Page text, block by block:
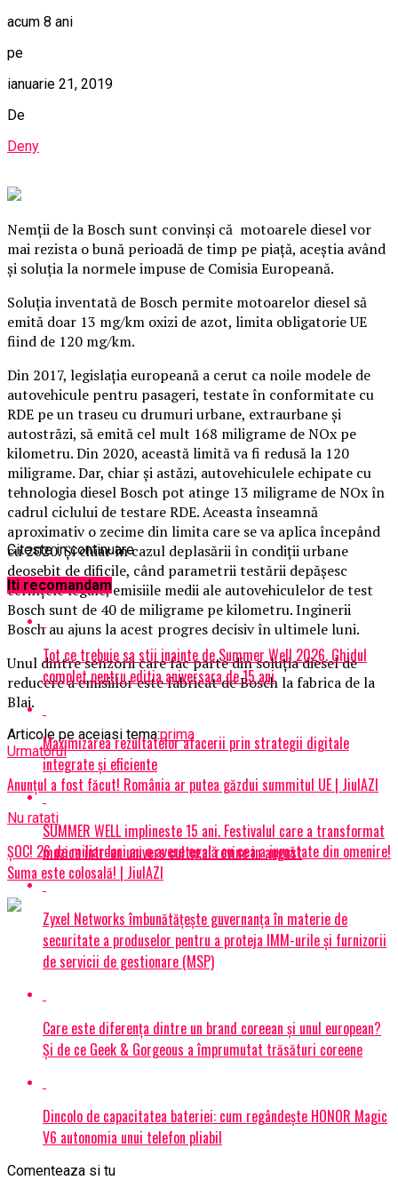
acum 8 ani
pe
ianuarie 21, 2019
De
Deny
Nemţii de la Bosch sunt convinşi că motoarele diesel vor
mai rezista o bună perioadă de timp pe piaţă, aceştia având
şi soluţia la normele impuse de Comisia Europeană.
Soluţia inventată de Bosch permite motoarelor diesel să
emită doar 13 mg/km oxizi de azot, limita obligatorie UE
fiind de 120 mg/km.
Din 2017, legislaţia europeană a cerut ca noile modele de
autovehicule pentru pasageri, testate în conformitate cu
RDE pe un traseu cu drumuri urbane, extraurbane şi
autostrăzi, să emită cel mult 168 miligrame de NOx pe
kilometru.Din 2020, această limită va fi redusă la 120
miligrame. Dar, chiar şi astăzi, autovehiculele echipate cu
tehnologia diesel Bosch pot atinge 13 miligrame de NOx în
cadrul ciclului de testare RDE. Aceasta înseamnă
aproximativ o zecime din limita care se va aplica începând
cu 2020. Și chiar în cazul deplasării în condiţii urbane
deosebit de dificile, când parametrii testării depăşesc
cerinţele legale, emisiile medii ale autovehiculelor de test
Bosch sunt de 40 de miligrame pe kilometru. Inginerii
Bosch au ajuns la acest progres decisiv în ultimele luni.
Unul dintre senzorii care fac parte din soluţia diesel de
reducere a emisiilor este fabricat de Bosch la fabrica de la
Blaj.
Articole pe aceiasi tema:prima
Urmatorul
Anunțul a fost făcut! România ar putea găzdui summitul UE | JiulAZI
Nu ratati
ȘOC! 26 de miliardari au o avere egală cu cea a jumătate din omenire!
Suma este colosală! | JiulAZI
Citeste in continuare
Iti recomandam
Tot ce trebuie sa stii inainte de Summer Well 2026. Ghidul
complet pentru editia aniversara de 15 ani
Maximizarea rezultatelor afacerii prin strategii digitale
integrate și eficiente
SUMMER WELL implineste 15 ani. Festivalul care a transformat
muzica intr-un univers cultural revine in august
Zyxel Networks îmbunătățește guvernanța în materie de
securitate a produselor pentru a proteja IMM-urile și furnizorii
de servicii de gestionare (MSP)
Care este diferența dintre un brand coreean și unul european?
Și de ce Geek & Gorgeous a împrumutat trăsături coreene
Dincolo de capacitatea bateriei: cum regândește HONOR Magic
V6 autonomia unui telefon pliabil
Comenteaza si tu